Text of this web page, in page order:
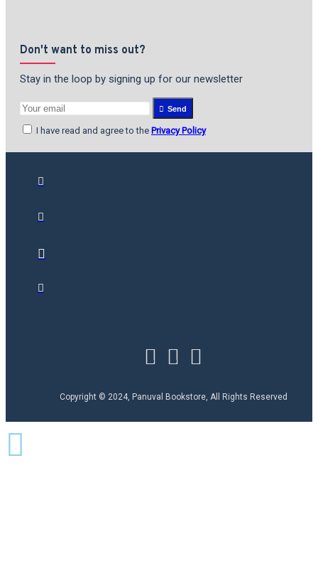
Don't want to miss out?
Stay in the loop by signing up for our newsletter
Send
I have read and agree to the Privacy Policy
Copyright © 2024, Panuval Bookstore, All Rights Reserved